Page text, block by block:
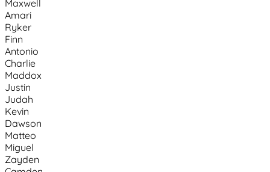
Maxwell
Amari
Ryker
Finn
Antonio
Charlie
Maddox
Justin
Judah
Kevin
Dawson
Matteo
Miguel
Zayden